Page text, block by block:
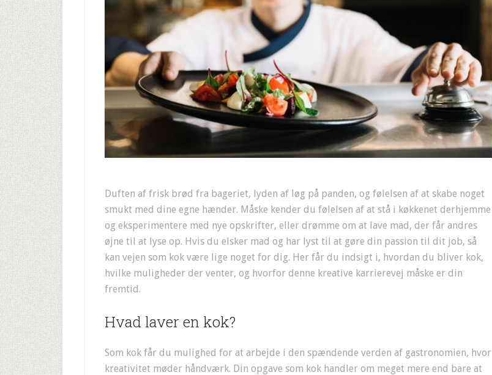
Duften af frisk brød fra bageriet, lyden af løg på panden, og følelsen af at skabe noget
smukt med dine egne hænder. Måske kender du følelsen af at stå i køkkenet derhjemme
og eksperimentere med nye opskrifter, eller drømme om at lave mad, der får andres
øjne til at lyse op. Hvis du elsker mad og har lyst til at gøre din passion til dit job, så
kan vejen som kok være lige noget for dig. Her får du indsigt i, hvordan du bliver kok,
hvilke muligheder der venter, og hvorfor denne kreative karrierevej måske er din
fremtid.
Hvad laver en kok?
Som kok får du mulighed for at arbejde i den spændende verden af gastronomien, hvor
kreativitet møder håndværk. Din opgave som kok handler om meget mere end bare at